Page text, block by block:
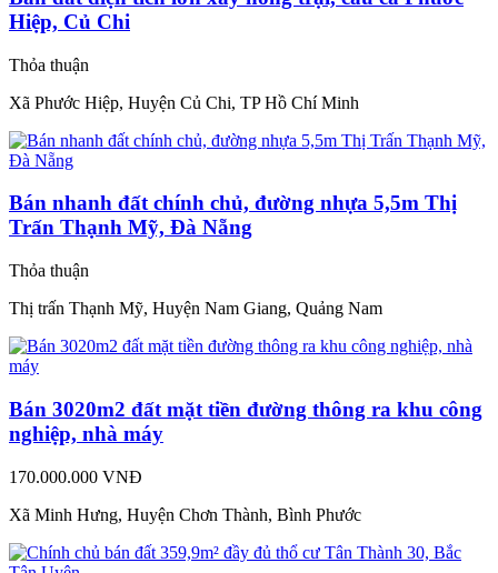
Hiệp, Củ Chi
Thỏa thuận
Xã Phước Hiệp, Huyện Củ Chi, TP Hồ Chí Minh
Bán nhanh đất chính chủ, đường nhựa 5,5m Thị
Trấn Thạnh Mỹ, Đà Nẵng
Thỏa thuận
Thị trấn Thạnh Mỹ, Huyện Nam Giang, Quảng Nam
Bán 3020m2 đất mặt tiền đường thông ra khu công
nghiệp, nhà máy
170.000.000 VNĐ
Xã Minh Hưng, Huyện Chơn Thành, Bình Phước